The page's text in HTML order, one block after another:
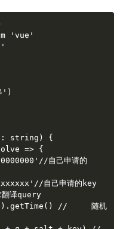
'vue'
')
string) {
=> {
自己申请的key
翻译query